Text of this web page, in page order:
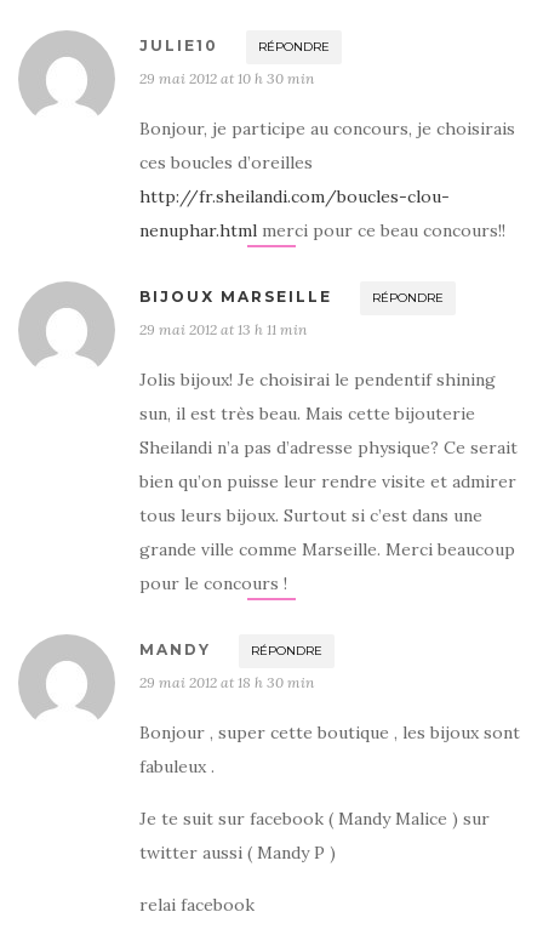
JULIE10 RÉPONDRE
29 mai 2012 at 10 h 30 min
Bonjour, je participe au concours, je choisirais
ces boucles d’oreilles
http://fr.sheilandi.com/boucles-clou-
nenuphar.html merci pour ce beau concours!!
BIJOUX MARSEILLE RÉPONDRE
29 mai 2012 at 13 h 11 min
Jolis bijoux! Je choisirai le pendentif shining
sun, il est très beau. Mais cette bijouterie
Sheilandi n’a pas d’adresse physique? Ce serait
bien qu’on puisse leur rendre visite et admirer
tous leurs bijoux. Surtout si c’est dans une
grande ville comme Marseille. Merci beaucoup
pour le concours !
MANDY RÉPONDRE
29 mai 2012 at 18 h 30 min
Bonjour , super cette boutique , les bijoux sont
fabuleux .
Je te suit sur facebook ( Mandy Malice ) sur
twitter aussi ( Mandy P )
relai facebook